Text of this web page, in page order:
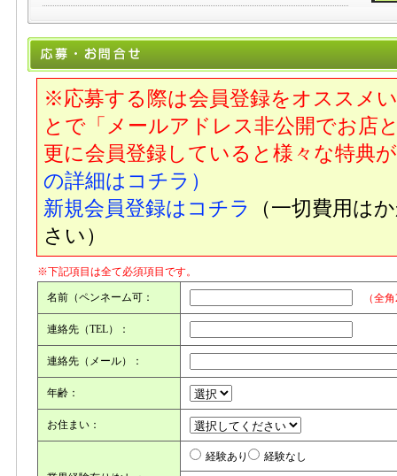
※応募する際は会員登録をオススメ
とで「メールアドレス非公開でお店
更に会員登録していると様々な特典
の詳細はコチラ）
新規会員登録はコチラ
（一切費用は
さい）
※下記項目は全て必須項目です。
名前（ペンネーム可： （全
連絡先（TEL）：
連絡先（メール）：
年齢：
お住まい：
経験あり 経験なし